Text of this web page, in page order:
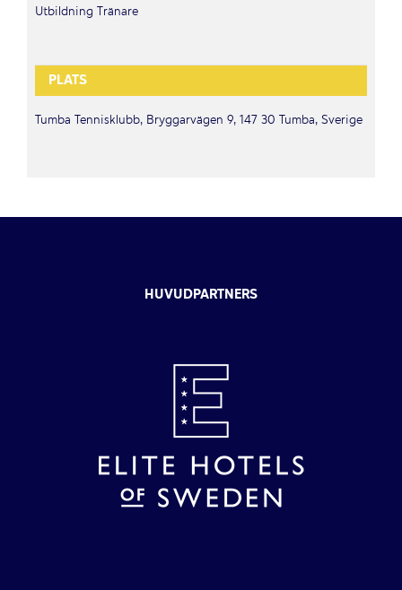
Utbildning Tränare
PLATS
Tumba Tennisklubb, Bryggarvägen 9, 147 30 Tumba, Sverige
HUVUDPARTNERS